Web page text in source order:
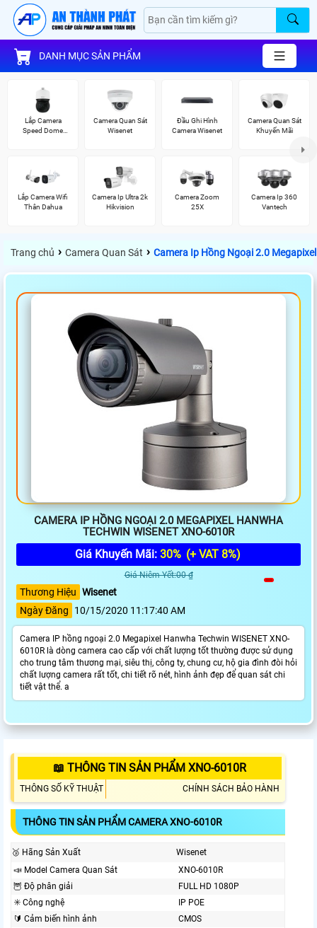
DANH MỤC SẢN PHẨM
Lắp Camera
Speed Dome
Camera Quan Sát
Wisenet
Đầu Ghi Hình
Camera Wisenet
Camera Quan Sát
Khuyến Mãi
Lắp Camera Wifi
Thân Dahua
Camera Ip Ultra 2k
Hikvision
Camera Zoom
25X
Camera Ip 360
Vantech
Trang chủ › Camera Quan Sát › Camera Ip Hồng Ngoại 2.0
CAMERA IP HỒNG NGOẠI 2.0 MEGAPIXEL HANWHA
TECHWIN WISENET XNO-6010R
Giá Khuyến Mãi: 30% (+ VAT 8%)
Giá Niêm Yết:00 ₫
Thương Hiệu Wisenet
Ngày Đăng
10/15/2020 11:17:40 AM
Camera IP hồng ngoại 2.0 Megapixel Hanwha Techwin WISENET XNO-
6010R là dòng camera cao cấp với chất lượng tốt thường được sử dụng
cho trung tâm thương mại, siêu thị, công ty, chung cư, hộ gia đình đòi hỏi
chất lượng camera rất tốt, chi tiết rõ nét, hình ảnh đẹp để quan sát chi
tiết vật thể. a
📖 THÔNG TIN SẢN PHẨM XNO-6010R
THÔNG SỐ KỸ THUẬT CHÍNH SÁCH BẢO HÀNH
THÔNG TIN SẢN PHẨM CAMERA XNO-6010R
🥉 Hãng Sản Xuất
Wisenet
📣 Model Camera Quan Sát
XNO-6010R
🦉 Độ phân giải
FULL HD 1080P
✳️ Công nghệ
IP POE
🔰 Cảm biến hình ảnh
CMOS